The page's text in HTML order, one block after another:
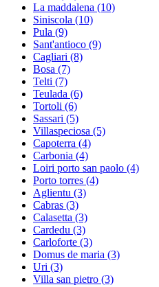
La maddalena (10)
Siniscola (10)
Pula (9)
Sant'antioco (9)
Cagliari (8)
Bosa (7)
Telti (7)
Teulada (6)
Tortoli (6)
Sassari (5)
Villaspeciosa (5)
Capoterra (4)
Carbonia (4)
Loiri porto san paolo (4)
Porto torres (4)
Aglientu (3)
Cabras (3)
Calasetta (3)
Cardedu (3)
Carloforte (3)
Domus de maria (3)
Uri (3)
Villa san pietro (3)